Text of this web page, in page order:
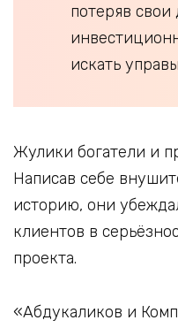
потеряв свои
искать
Жулики богатели и
Написав себе
историю, они
клиентов в
проекта.
«Абдукаликов и